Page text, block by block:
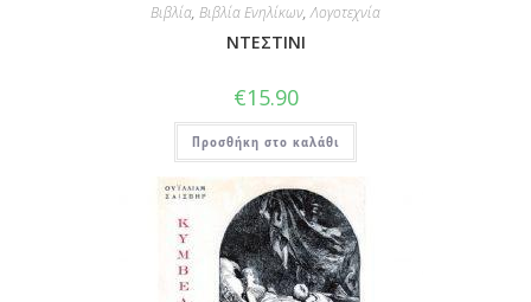
Βιβλία, Βιβλία Ενηλίκων,Λογοτεχνία
ΝΤΕΣΤΙΝΙ
€15.90
Προσθήκη στο καλάθι